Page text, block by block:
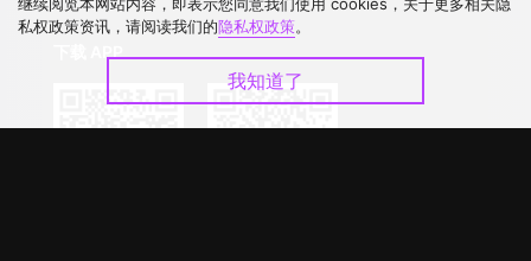
私权政策资讯，请阅读我们的隐私权政策。
我知道了